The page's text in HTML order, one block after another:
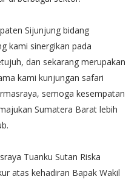
Sijunjung bidang
kami sinergikan pada
dan sekarang merupakan
kami kunjungan safari
semoga kesempatan
Sumatera Barat lebih
Tuanku Sutan Riska
atas kehadiran Bapak Wakil